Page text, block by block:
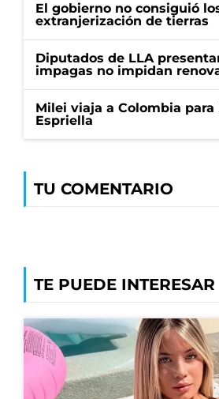
El gobierno no consiguió
extranjerización de tierras
Diputados de LLA
impagas no impidan
Milei viaja a Colombia
Espriella
TU COMENTARIO
TE PUEDE INTERESAR